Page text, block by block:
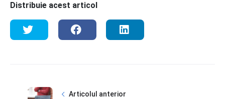
Distribuie acest articol
Articolul anterior